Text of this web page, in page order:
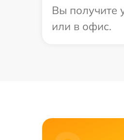
Вы получите
или в офис.